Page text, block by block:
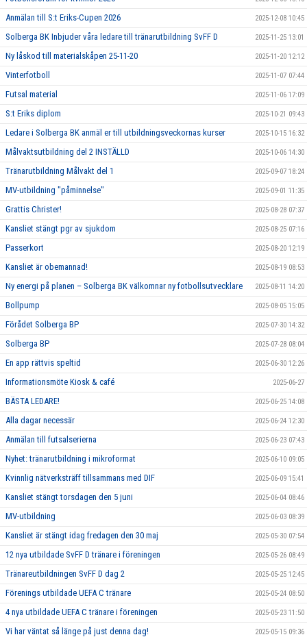
Anmälan till S:t Eriks-Cupen 2026 2025-12-08 10:45
Solberga BK Inbjuder våra ledare till tränarutbildning SvFF D 2025-11-25 13:01
Ny låskod till materialskåpen 25-11-20 2025-11-20 12:12
Vinterfotboll 2025-11-07 07:44
Futsal material 2025-11-06 17:09
S:t Eriks diplom 2025-10-21 09:43
Ledare i Solberga BK anmäl er till utbildningsveckornas kurser 2025-10-15 16:32
Målvaktsutbildning del 2 INSTÄLLD 2025-10-06 14:30
Tränarutbildning Målvakt del 1 2025-09-07 18:24
MV-utbildning "påminnelse" 2025-09-01 11:35
Grattis Christer! 2025-08-28 07:37
Kansliet stängt pgr av sjukdom 2025-08-25 07:16
Passerkort 2025-08-20 12:19
Kansliet är obemannad! 2025-08-19 08:53
Ny energi på planen – Solberga BK välkomnar ny fotbollsutvecklare 2025-08-11 14:20
Bollpump 2025-08-05 15:05
Förådet Solberga BP 2025-07-30 14:32
Solberga BP 2025-07-28 08:04
En app rättvis speltid 2025-06-30 12:26
Informationsmöte Kiosk & café 2025-06-27
BÄSTA LEDARE! 2025-06-25 14:08
Alla dagar necessär 2025-06-24 12:30
Anmälan till futsalserierna 2025-06-23 07:43
Nyhet: tränarutbildning i mikroformat 2025-06-10 09:05
Kvinnlig nätverksträff tillsammans med DIF 2025-06-09 15:41
Kansliet stängt torsdagen den 5 juni 2025-06-04 08:46
MV-utbildning 2025-06-03 08:39
Kansliet är stängt idag fredagen den 30 maj 2025-05-30 07:54
12 nya utbildade SvFF D tränare i föreningen 2025-05-26 08:49
Tränareutbildningen SvFF D dag 2 2025-05-25 12:45
Förenings utbildade UEFA C tränare 2025-05-24 08:50
4 nya utbildade UEFA C tränare i föreningen 2025-05-23 11:50
Vi har väntat så länge på just denna dag! 2025-05-15 09:36